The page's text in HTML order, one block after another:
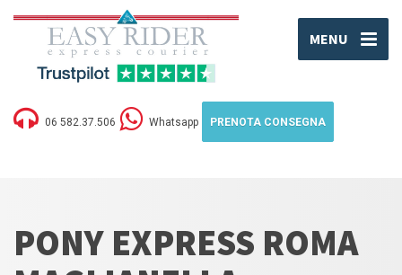
MENU
06 582.37.506 Whatsapp PRENOTA CONSEGNA
PONY EXPRESS ROMA